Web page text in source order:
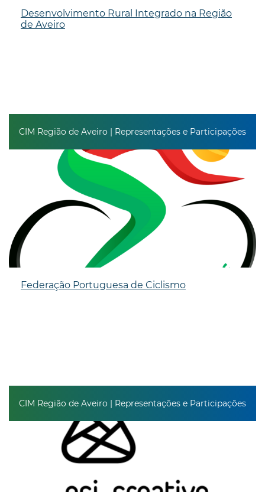
Desenvolvimento Rural Integrado na Região
de Aveiro
CIM Região de Aveiro | Representações e Participações
Federação Portuguesa de Ciclismo
CIM Região de Aveiro | Representações e Participações